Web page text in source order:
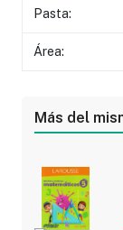
Pasta:
Área:
Más del